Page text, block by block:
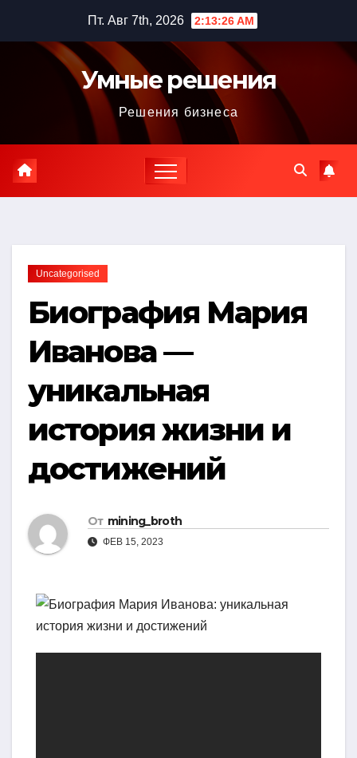
содержимому
Пт. Авг 7th, 2026 2:13:27 AM
Умные решения
Решения бизнеса
Uncategorised
Биография Мария
Иванова —
уникальная
история жизни и
достижений
От mining_broth
ФЕВ 15, 2023